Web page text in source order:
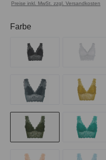
Preise inkl. MwSt. zzgl. Versandkosten
Farbe